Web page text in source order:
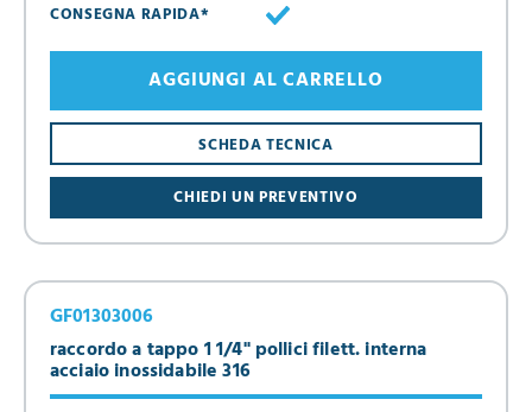
CONSEGNA RAPIDA*
CHIEDI UN PREVENTIVO
SCHEDA TECNICA
AGGIUNGI AL CARRELLO
raccordo a tappo 1 1/4" pollici filett. interna
acciaio inossidabile 316
GF01303006